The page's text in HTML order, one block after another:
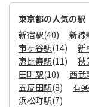
東京都の人気の駅
新宿駅(40) 新線
市ヶ谷駅(14) 新
恵比寿駅(11) 秋
田町駅(10) 西武
五反田駅(8) 有
浜松町駅(7)